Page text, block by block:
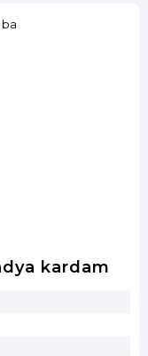
kardam